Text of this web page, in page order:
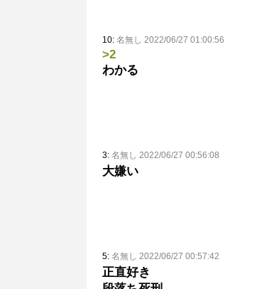
10: 名無し 2022/06/27 01:00:56
>2
わかる
3: 名無し 2022/06/27 00:56:08
大嫌い
5: 名無し 2022/06/27 00:57:42
正直好き